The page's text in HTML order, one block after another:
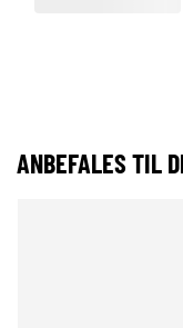
ANBEFALES TIL